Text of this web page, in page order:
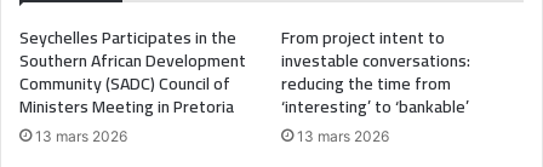
Seychelles Participates in the
Southern African Development
Community (SADC) Council of
Ministers Meeting in Pretoria
13 mars 2026
From project intent to
investable conversations:
reducing the time from
‘interesting’ to ‘bankable’
13 mars 2026